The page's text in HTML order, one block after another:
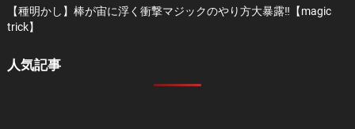
【種明かし】棒が宙に浮く衝撃マジックのやり方大暴露‼️【magic
trick】
人気記事